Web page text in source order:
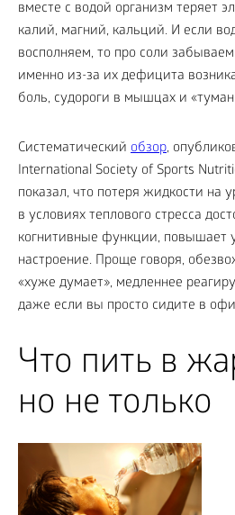
вместе с водой организм теряет
калий, магний, кальций. И если
восполняем, то про соли забываем
именно из-за их дефицита
боль, судороги в мышцах и «туман
Систематический обзор,
International Society of Sports
показал, что потеря жидкости на
в условиях теплового стресса
когнитивные функции, повышает
настроение. Проще говоря,
«хуже думает», медленнее
даже если вы просто сидите в
Что пить в
но не только